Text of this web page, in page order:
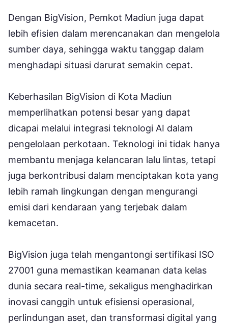
Dengan BigVision, Pemkot Madiun juga dapat
lebih efisien dalam merencanakan dan mengelola
sumber daya, sehingga waktu tanggap dalam
menghadapi situasi darurat semakin cepat.
Keberhasilan BigVision di Kota Madiun
memperlihatkan potensi besar yang dapat
dicapai melalui integrasi teknologi AI dalam
pengelolaan perkotaan. Teknologi ini tidak hanya
membantu menjaga kelancaran lalu lintas, tetapi
juga berkontribusi dalam menciptakan kota yang
lebih ramah lingkungan dengan mengurangi
emisi dari kendaraan yang terjebak dalam
kemacetan.
BigVision juga telah mengantongi sertifikasi ISO
27001 guna memastikan keamanan data kelas
dunia secara real-time, sekaligus menghadirkan
inovasi canggih untuk efisiensi operasional,
perlindungan aset, dan transformasi digital yang